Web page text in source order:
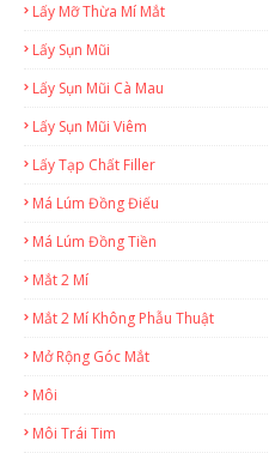
Lấy Mỡ Thừa Mí Mắt
Lấy Sụn Mũi
Lấy Sụn Mũi Cà Mau
Lấy Sụn Mũi Viêm
Lấy Tạp Chất Filler
Má Lúm Đồng Điếu
Má Lúm Đồng Tiền
Mắt 2 Mí
Mắt 2 Mí Không Phẫu Thuật
Mở Rộng Góc Mắt
Môi
Môi Trái Tim